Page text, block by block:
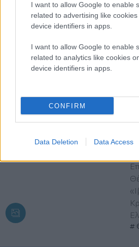
I want to allow Google to enable
related to advertising like
device identifiers in apps.
I want to allow Google to enable
related to analytics like cookies
device identifiers in apps.
CONFIRM
Data Deletion Data Access